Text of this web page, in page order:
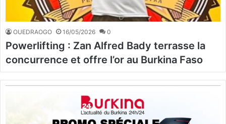
OUEDRAOGO 16/05/2026 0
Powerlifting : Zan Alfred Bady terrasse la
concurrence et offre l’or au Burkina Faso